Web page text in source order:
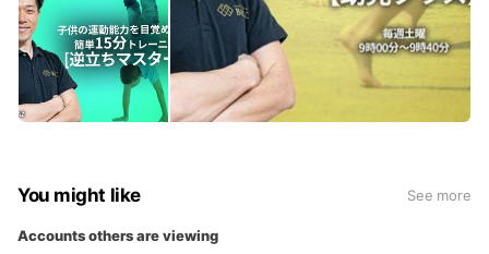
You might like See more
Accounts others are viewing